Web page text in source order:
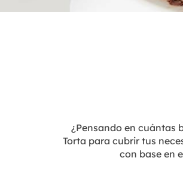
¿Pensando en cuántas
Torta para cubrir tus
con base en